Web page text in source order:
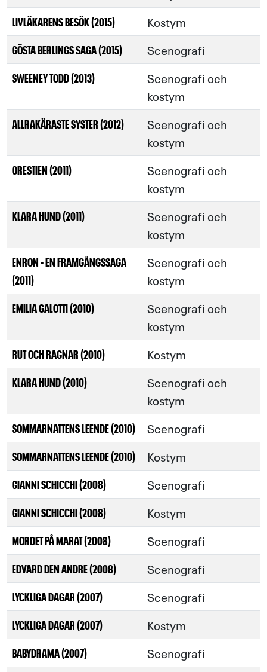
LIVLÄKARENS BESÖK (2015) Kostym
GÖSTA BERLINGS SAGA (2015) Scenografi
SWEENEY TODD (2013)
Scenografi och
kostym
ALLRAKÄRASTE SYSTER (2012)
Scenografi och
kostym
ORESTIEN (2011)
Scenografi och
kostym
KLARA HUND (2011)
Scenografi och
kostym
ENRON - EN FRAMGÅNGSSAGA
(2011)
Scenografi och
kostym
EMILIA GALOTTI (2010)
Scenografi och
kostym
RUT OCH RAGNAR (2010) Kostym
KLARA HUND (2010)
Scenografi och
kostym
SOMMARNATTENS LEENDE (2010) Scenografi
SOMMARNATTENS LEENDE (2010) Kostym
GIANNI SCHICCHI (2008) Scenografi
GIANNI SCHICCHI (2008) Kostym
MORDET PÅ MARAT (2008) Scenografi
EDVARD DEN ANDRE (2008) Scenografi
LYCKLIGA DAGAR (2007) Scenografi
LYCKLIGA DAGAR (2007) Kostym
BABYDRAMA (2007) Scenografi